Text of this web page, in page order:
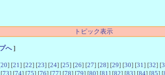
トピック表示
へ]
20] [21 ] [22] [23] [24] [25] [26] [27] [28] [29] [30] [31 ] [32] [
73] [74] [75] [76] [77] [78] [79] [80] [81 ] [82] [83] [84] [85] [